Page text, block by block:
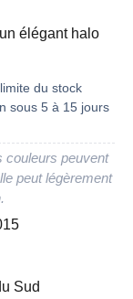
élégant halo
du stock
sous 5 à 15 jours
couleurs peuvent
peut légèrement
Sud